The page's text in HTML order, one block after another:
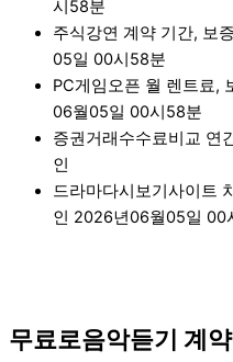
시58분
주식강연 계약 기간, 보
05일 00시58분
PC게임오픈 월 렌트료,
06월05일 00시58분
증권거래수수료비교 연
인
드라마다시보기사이트
인 2026년06월05일 00
무료로음악듣기 계